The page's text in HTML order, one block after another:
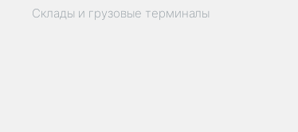
Склады и грузовые терминалы